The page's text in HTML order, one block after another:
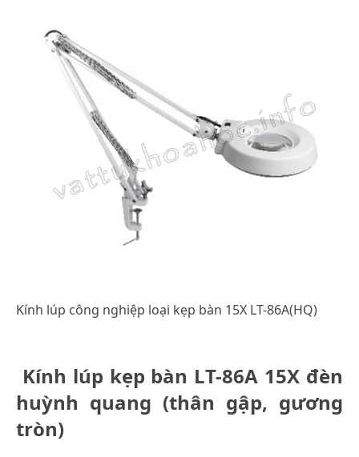
Kính lúp công nghiệp loại kẹp bàn 15X LT-86A(HQ)
Kính lúp kẹp bàn LT-86A 15X đèn
huỳnh quang (thân gập, gương
tròn)